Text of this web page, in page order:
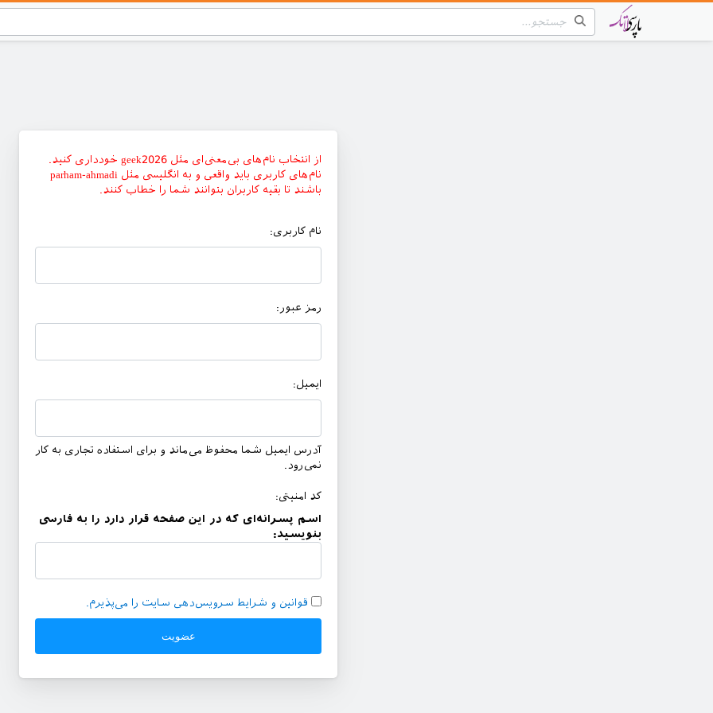
از انتخاب نام‌های بی‌معنی‌ای مثل geek2026 خودداری کنید.
نام‌های کاربری باید واقعی و به انگلیسی مثل parham-ahmadi
باشند تا بقیه کاربران بتوانند شما را خطاب کنند.
نام کاربری:
رمز عبور:
ایمیل:
آدرس ایمیل شما محفوظ می‌ماند و برای استفاده تجاری به کار
نمی‌رود.
کد امنیتی:
اسم پسرانه‌ای که در این صفحه قرار دارد را به فارسی
بنویسید:
قوانین و شرایط سرویس‌دهی سایت را می‌پذیرم.